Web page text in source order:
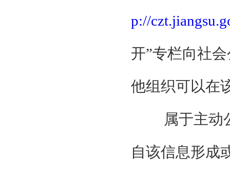
p://
开”专栏向社
他组织可以在
属于主动
自该信息形成